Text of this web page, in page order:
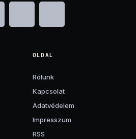
OLDAL
Rólunk
Kapcsolat
Adatvédelem
Impresszum
RSS